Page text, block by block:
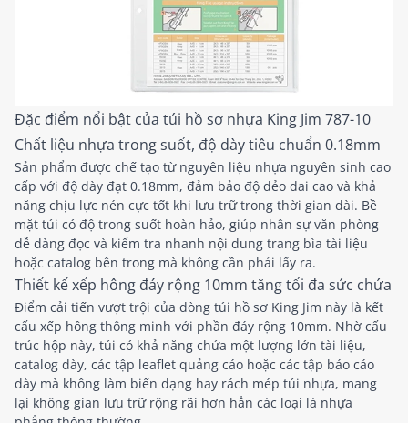
Đặc điểm nổi bật của túi hồ sơ nhựa King Jim 787-10
Chất liệu nhựa trong suốt, độ dày tiêu chuẩn 0.18mm
Sản phẩm được chế tạo từ nguyên liệu nhựa nguyên sinh cao
cấp với độ dày đạt 0.18mm, đảm bảo độ dẻo dai cao và khả
năng chịu lực nén cực tốt khi lưu trữ trong thời gian dài. Bề
mặt túi có độ trong suốt hoàn hảo, giúp nhân sự văn phòng
dễ dàng đọc và kiểm tra nhanh nội dung trang bìa tài liệu
hoặc catalog bên trong mà không cần phải lấy ra.
Thiết kế xếp hông đáy rộng 10mm tăng tối đa sức chứa
Điểm cải tiến vượt trội của dòng túi hồ sơ King Jim này là kết
cấu xếp hông thông minh với phần đáy rộng 10mm. Nhờ cấu
trúc hộp này, túi có khả năng chứa một lượng lớn tài liệu,
catalog dày, các tập leaflet quảng cáo hoặc các tập báo cáo
dày mà không làm biến dạng hay rách mép túi nhựa, mang
lại không gian lưu trữ rộng rãi hơn hẳn các loại lá nhựa